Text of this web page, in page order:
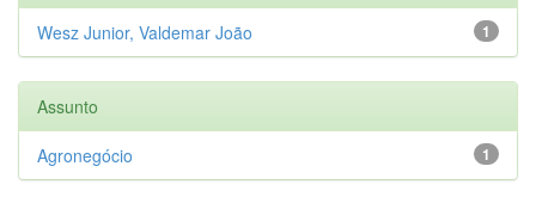
1
Wesz Junior, Valdemar João
Assunto
1
Agronegócio